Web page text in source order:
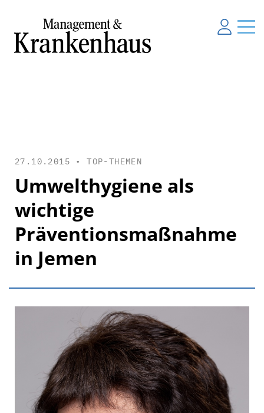
27.10.2015 •TOP-THEMEN
Umwelthygiene als
wichtige
Präventionsmaßnahme
in Jemen